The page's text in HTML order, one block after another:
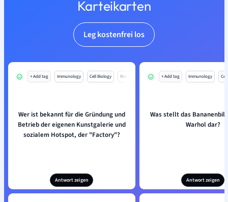
Karteikarten
Leg kostenfrei los
+ Add tag Immunology Cell Biology Mo
Wer ist bekannt für die Gründung und
Betrieb der eigenen Kunstgalerie und
sozialem Hotspot, der "Factory"?
Antwort zeigen
+ Add tag Immunology
Was stellt das
Warhol dar?
Antwort zeigen